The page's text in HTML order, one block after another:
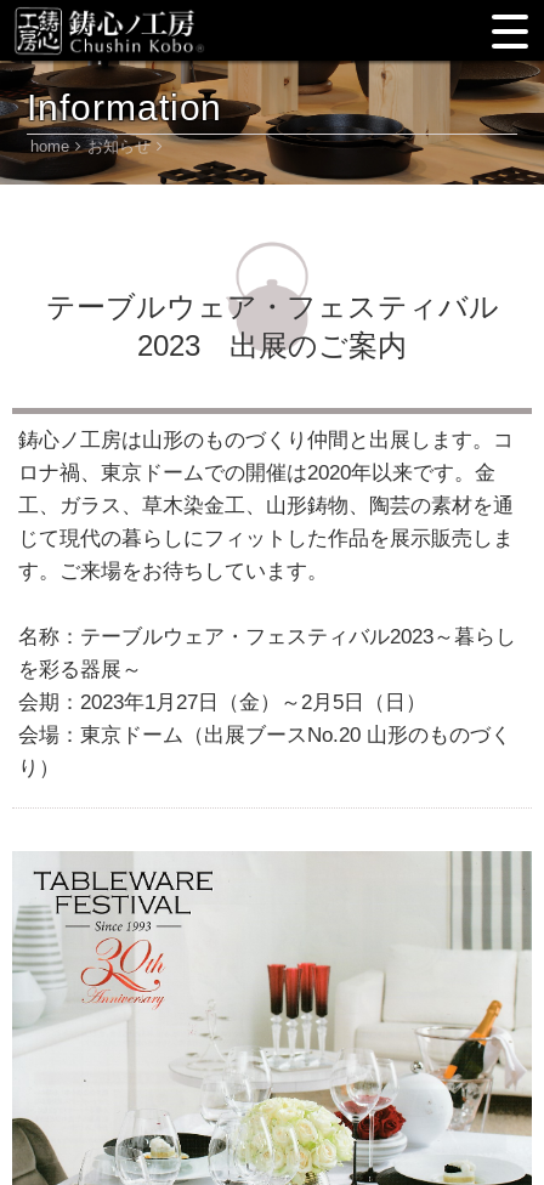
Information
home お知らせ
テーブルウェア・フェスティバル
2023 出展のご案内
鋳心ノ工房は山形のものづくり仲間と出展します。コ
ロナ禍、東京ドームでの開催は2020年以来です。金
工、ガラス、草木染金工、山形鋳物、陶芸の素材を通
じて現代の暮らしにフィットした作品を展示販売しま
す。ご来場をお待ちしています。
名称：テーブルウェア・フェスティバル2023～暮らし
を彩る器展～
会期：2023年1月27日（金）～2月5日（日）
会場：東京ドーム（出展ブースNo.20 山形のものづく
り）